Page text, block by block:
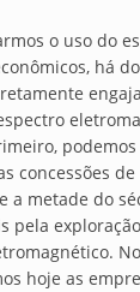
o uso do
há
concessões
a metade do
pela
hoje as